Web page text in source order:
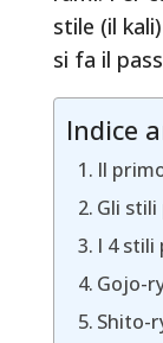
stile (il
si fa il
Indice
Il
Gli
I 4
Gojo-
Shito-